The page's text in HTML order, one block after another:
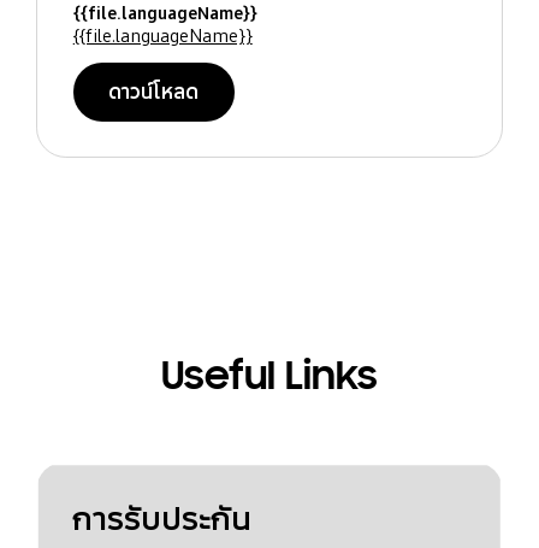
{{file.languageName}}
{{file.languageName}}
ดาวน์โหลด
Useful Links
การรับประกัน